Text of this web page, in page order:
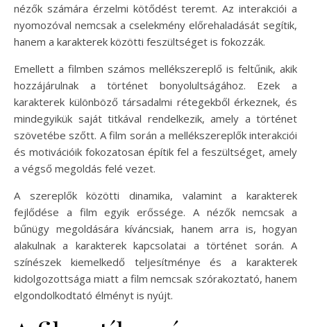
nézők számára érzelmi kötődést teremt. Az interakciói a
nyomozóval nemcsak a cselekmény előrehaladását segítik,
hanem a karakterek közötti feszültséget is fokozzák.
Emellett a filmben számos mellékszereplő is feltűnik, akik
hozzájárulnak a történet bonyolultságához. Ezek a
karakterek különböző társadalmi rétegekből érkeznek, és
mindegyikük saját titkával rendelkezik, amely a történet
szövetébe szőtt. A film során a mellékszereplők interakciói
és motivációik fokozatosan építik fel a feszültséget, amely
a végső megoldás felé vezet.
A szereplők közötti dinamika, valamint a karakterek
fejlődése a film egyik erőssége. A nézők nemcsak a
bűnügy megoldására kíváncsiak, hanem arra is, hogyan
alakulnak a karakterek kapcsolatai a történet során. A
színészek kiemelkedő teljesítménye és a karakterek
kidolgozottsága miatt a film nemcsak szórakoztató, hanem
elgondolkodtató élményt is nyújt.